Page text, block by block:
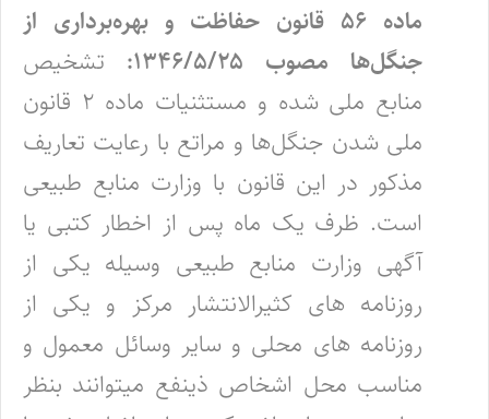
ماده ۵۶ قانون حفاظت و بهره‌برداری از
جنگل‌ها مصوب ۱۳۴۶/۵/۲۵:
تشخیص
منابع ملی شده و مستثنیات ماده ۲ قانون
ملی شدن جنگل‌ها و مراتع با رعایت تعاریف
مذکور در این قانون با وزارت منابع طبیعی
‌است. ظرف یک ماه پس از اخطار کتبی یا
آگهی وزارت منابع طبیعی وسیله یکی از
روزنامه‌ های کثیرالانتشار مرکز و یکی از
روزنامه‌ های محلی و سایر ‌وسائل معمول و
مناسب محل اشخاص ذینفع میتوانند بنظر